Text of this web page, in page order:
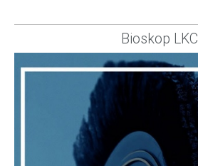
Bioskop LKC